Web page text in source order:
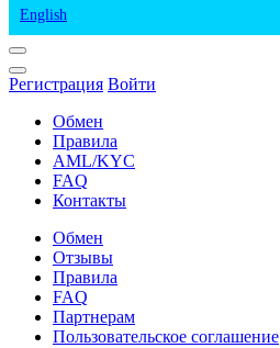
English
Регистрация Войти
Обмен
Правила
AML/KYC
FAQ
Контакты
Обмен
Отзывы
Правила
FAQ
Партнерам
Пользовательское соглашение